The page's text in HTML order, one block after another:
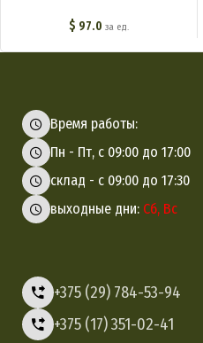
$ 97.0 за ед.
Время работы:
Пн - Пт, с 09:00 до 17:00
склад - с 09:00 до 17:30
выходные дни: Сб, Вс
+375 (29) 784-53-94
+375 (17) 351-02-41